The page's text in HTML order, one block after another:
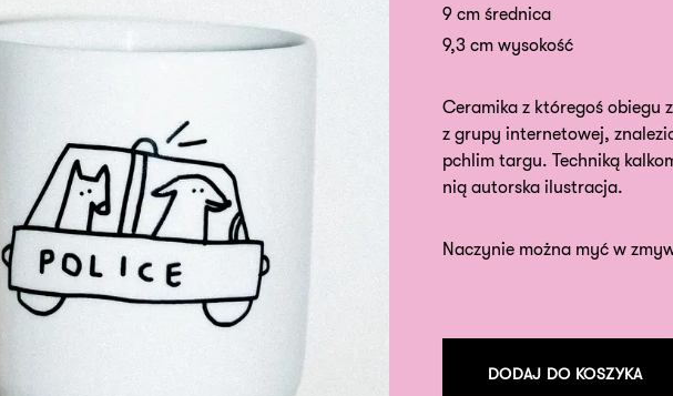
9 cm średnica
9,3 cm wysokość
Ceramika z któregoś obiegu
z grupy internetowej,
pchlim targu. Techniką
nią autorska ilustracja.
Naczynie można myć w
DODAJ DO KOSZYKA